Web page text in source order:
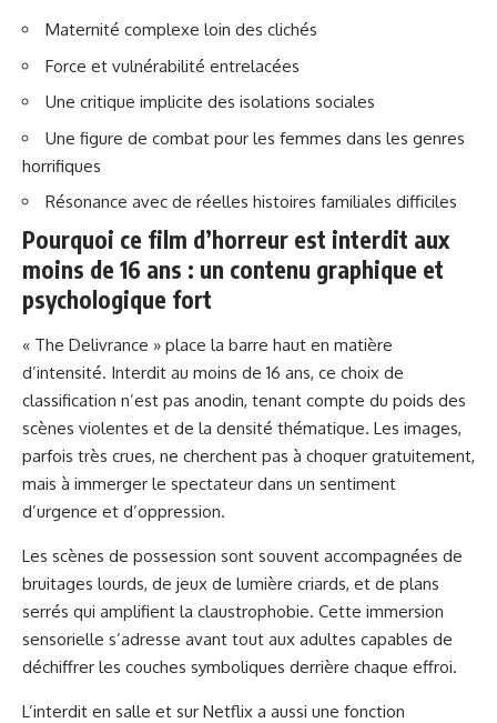
Maternité complexe loin des clichés
Force et vulnérabilité entrelacées
Une critique implicite des isolations sociales
Une figure de combat pour les femmes dans les genres
horrifiques
Résonance avec de réelles histoires familiales difficiles
Pourquoi ce film d’horreur est interdit aux
moins de 16 ans : un contenu graphique et
psychologique fort
« The Delivrance » place la barre haut en matière
d’intensité. Interdit au moins de 16 ans, ce choix de
classification n’est pas anodin, tenant compte du poids des
scènes violentes et de la densité thématique. Les images,
parfois très crues, ne cherchent pas à choquer gratuitement,
mais à immerger le spectateur dans un sentiment
d’urgence et d’oppression.
Les scènes de possession sont souvent accompagnées de
bruitages lourds, de jeux de lumière criards, et de plans
serrés qui amplifient la claustrophobie. Cette immersion
sensorielle s’adresse avant tout aux adultes capables de
déchiffrer les couches symboliques derrière chaque effroi.
L’interdit en salle et sur Netflix a aussi une fonction